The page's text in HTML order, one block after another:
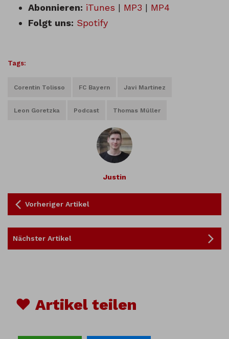
Abonnieren: iTunes | MP3 | MP4
Folgt uns: Spotify
Tags:
Corentin Tolisso FC Bayern Javi Martinez
Leon Goretzka Podcast Thomas Müller
Justin
Vorheriger Artikel
Nächster Artikel
♥ Artikel teilen